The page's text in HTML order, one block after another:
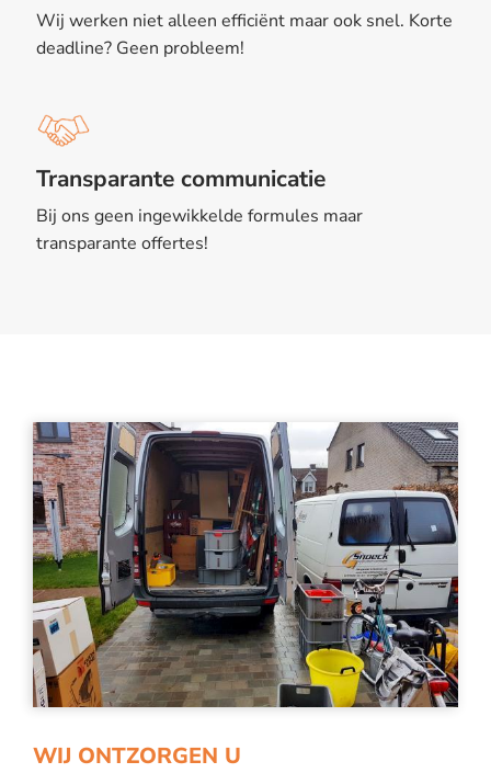
Wij werken niet alleen efficiënt maar ook snel. Korte
deadline? Geen probleem!
Transparante communicatie
Bij ons geen ingewikkelde formules maar
transparante offertes!
WIJ ONTZORGEN U